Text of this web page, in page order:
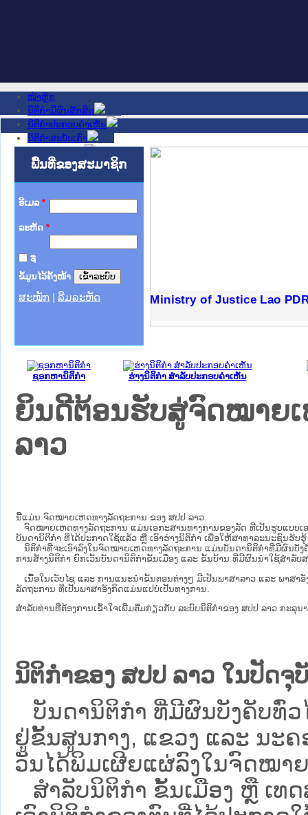
ໜ້າຫຼັກ
ນິຕິກໍາມີຜົນສັກສິດ
ນິຕິກໍາປະກອບຄໍາເຫັນ
ນິຕິກໍາສະບັບເກົ່າ
ເວັບໄຊອື່ນໆ
ຊ່ວຍເຫຼືອ
ພື້ນທີ່ຂອງສະມາຊິກ
ອີເມລ *
ລະຫັດ *
ຈື່
ຂໍ້ມູນໄວ້ຄັ້ງໜ້າ
ສະໝັກ ລືມລະຫັດ Ministry of Justice Lao
ຫດທາງລັດຖະການ ໃຫ້ຜູ້
ຕິບັດວຽກງານຈົດໝາຍເຫດ
ດໝາຍເຫດທາງລັດຖະການ
ດໝາຍເຫດທາງລັດຖະການ
ວັບໄຊຈົດໝາຍເຫດທາງ
ວັບໄຊຈົດໝາຍເຫດທາງ
ລັດຖະການໃຫ້ຜູ້ປະສານງານ
ຫດທາງລັດຖະການ ໃຫ້ຜູ້
ຊອກຫານິຕິກໍາ ຮ່າງນິຕິກໍາ ສໍາລັບປະກອບຄໍາເຫັນ
ຍິນດີຕ້ອນຮັບສູ່ຈົດໝາຍເ
ລາວ
ນີ້ແມ່ນ ຈົດໝາຍເຫດທາງລັດຖະການ ຂອງ ສປປ ລາວ.
ຈົດໝາຍເຫດທາງລັດຖະການ ແມ່ນ​ເອ​ກະ​ສານ​ທາງ​ການ​ຂອງ​ລັດ ທີ່​ເປັນ​ຮູບ​ແບບ​ເ
ບັນ​ດາ​ນິ​ຕິ​ກຳ ທີ່ໄດ້ປະກາດໃຊ້ແລ້ວ ຫຼື ເອົາຮ່າງນິຕິກໍາ ເພື່ອໃຫ້​ສາ​ທາ​ລະ​ນະ​ຊົນ​ຮັບ​
ນິ​ຕິ​ກຳ​ທີ່​ຈະ​ເອົາ​ລົງ​ໃນ​ຈົດ​ໝາຍ​ເຫດ​ທາງ​ລັດ​ຖະ​ການ ​ແມ່ນ​ບັນ​ດາ​ນິ​ຕິ​ກຳ​ທີ່​ມີ​ຜົນ​ບັ
ການ​ສ້າງ​ນິ​ຕິ​ກຳ ຍົກ​ເວັ້ນ​ບັນ​ດານິ​ຕິ​ກຳ​ຂັ້ນ​ເມືອງ ແລະ ຂັ້ນ​ບ້ານ ​ທີ່​ມີ​ຜົນ​ນຳ​ໃຊ້​ສຳ​ລັບ​
ເນື້ອໃນ​ເວັບ​ໄຊ​ ແລະ ການແນະນໍາຂັ້ນຕອນຕ່າງໆ ມີເປັນພາສາລາວ ແລະ ພາສາ
ລັດຖະການ ທີ່ເປັນພາສາອັງກິດແມ່ນແປບໍ່ເປັນທາງການ.
ສໍາລັບທ່ານທີ່ຕ້ອງການເຂົ້າໃຈເພີ່ມຕື່ມກ່ຽວກັບ ລະບົບນິຕິກຳຂອງ ສປປ ລາວ ກະລຸນ
ນິຕິກຳຂອງ ສປປ ລາວ ໃນປັດ
ບັນດານິຕິກໍາ ທີ່ມີຜົນບັງຄັບທົ່ວ
ຢູ່ຂັ້ນ​ສູນ​ກາງ, ແຂວງ ແລະ ນ
ວັນໄດ້ພິມເຜີຍແຜ່ລົງໃນຈົດໝາ
ສຳລັບນິ​ຕິ​ກຳ ຂັ້ນເມືອງ ຫຼື ເທ